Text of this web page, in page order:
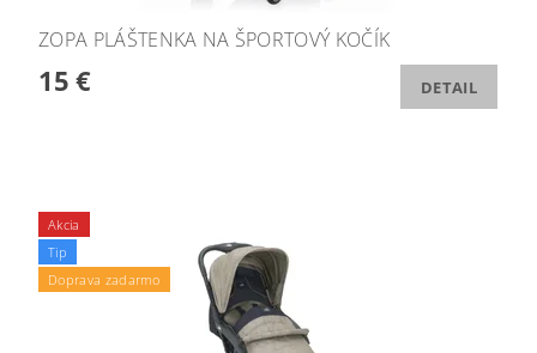
ZOPA PLÁŠTENKA NA ŠPORTOVÝ KOČÍK
15 € DETAIL
Akcia
Tip
Doprava zadarmo